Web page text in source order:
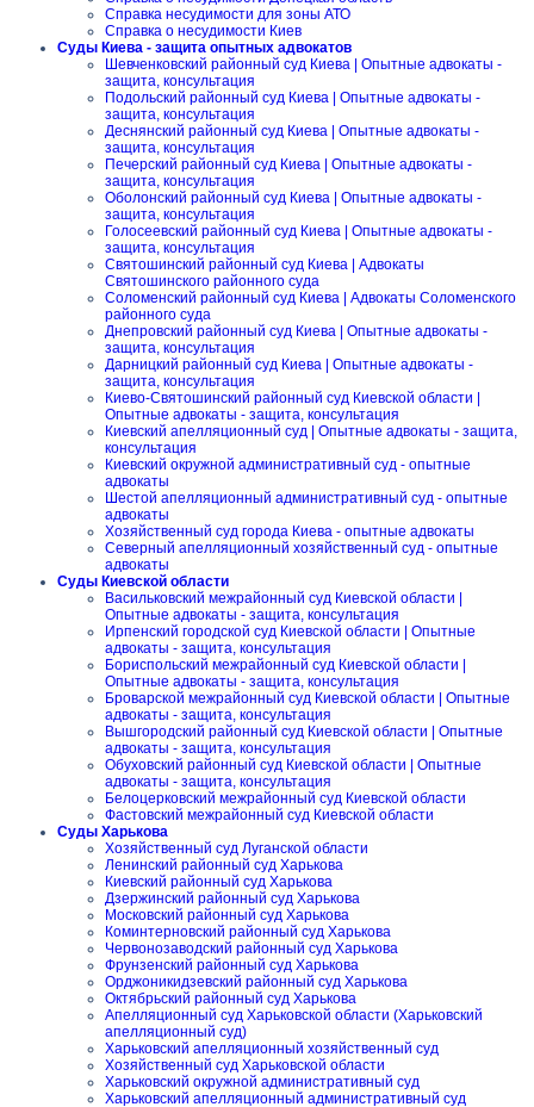
Справка несудимости для зоны АТО
Справка о несудимости Киев
Суды Киева - защита опытных адвокатов
Шевченковский районный суд Киева | Опытные адвокаты -
защита, консультация
Подольский районный суд Киева | Опытные адвокаты -
защита, консультация
Деснянский районный суд Киева | Опытные адвокаты -
защита, консультация
Печерский районный суд Киева | Опытные адвокаты -
защита, консультация
Оболонский районный суд Киева | Опытные адвокаты -
защита, консультация
Голосеевский районный суд Киева | Опытные адвокаты -
защита, консультация
Святошинский районный суд Киева | Адвокаты
Святошинского районного суда
Соломенский районный суд Киева | Адвокаты Соломенского
районного суда
Днепровский районный суд Киева | Опытные адвокаты -
защита, консультация
Дарницкий районный суд Киева | Опытные адвокаты -
защита, консультация
Киево-Святошинский районный суд Киевской области |
Опытные адвокаты - защита, консультация
Киевский апелляционный суд | Опытные адвокаты - защита,
консультация
Киевский окружной административный суд - опытные
адвокаты
Шестой апелляционный административный суд - опытные
адвокаты
Хозяйственный суд города Киева - опытные адвокаты
Северный апелляционный хозяйственный суд - опытные
адвокаты
Суды Киевской области
Васильковский межрайонный суд Киевской области |
Опытные адвокаты - защита, консультация
Ирпенский городской суд Киевской области | Опытные
адвокаты - защита, консультация
Бориспольский межрайонный суд Киевской области |
Опытные адвокаты - защита, консультация
Броварской межрайонный суд Киевской области | Опытные
адвокаты - защита, консультация
Вышгородский районный суд Киевской области | Опытные
адвокаты - защита, консультация
Обуховский районный суд Киевской области | Опытные
адвокаты - защита, консультация
Белоцерковский межрайонный суд Киевской области
Фастовский межрайонный суд Киевской области
Суды Харькова
Хозяйственный суд Луганской области
Ленинский районный суд Харькова
Киевский районный суд Харькова
Дзержинский районный суд Харькова
Московский районный суд Харькова
Коминтерновский районный суд Харькова
Червонозаводский районный суд Харькова
Фрунзенский районный суд Харькова
Орджоникидзевский районный суд Харькова
Октябрьский районный суд Харькова
Апелляционный суд Харьковской области (Харьковский
апелляционный суд)
Харьковский апелляционный хозяйственный суд
Хозяйственный суд Харьковской области
Харьковский окружной административный суд
Харьковский апелляционный административный суд